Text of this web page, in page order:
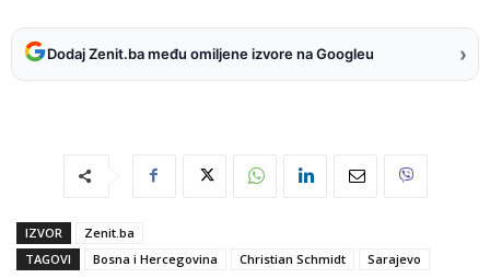
Dodaj Zenit.ba među omiljene izvore na Googleu ›
IZVOR
Zenit.ba
TAGOVI
Bosna i Hercegovina Christian Schmidt Sarajevo